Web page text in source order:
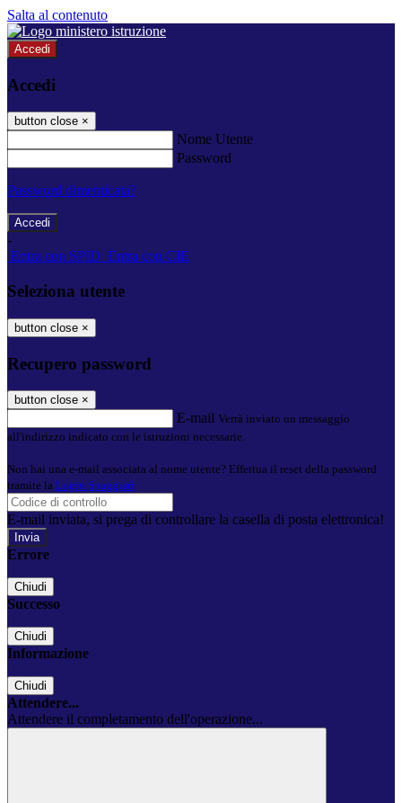
Salta al contenuto
Accedi
Accedi
button close ×
Nome Utente
Password
Password dimenticata?
-
Entra con SPID Entra con CIE
Seleziona utente
button close ×
Recupero password
button close ×
E-mail Verrà inviato un messaggio
all'indirizzo indicato con le istruzioni necessarie.
Non hai una e-mail associata al nome utente? Effettua il reset della password
tramite la Login Spaggiari
E-mail inviata, si prega di controllare la casella di posta elettronica!
Errore
Chiudi
Successo
Chiudi
Informazione
Chiudi
Attendere...
Attendere il completamento dell'operazione...